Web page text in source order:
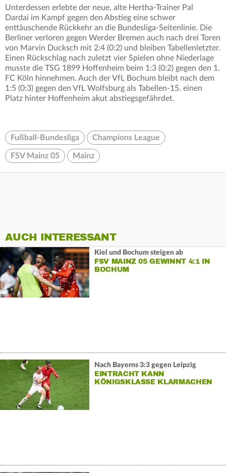
Unterdessen erlebte der neue, alte Hertha-Trainer Pal
Dardai im Kampf gegen den Abstieg eine schwer
enttäuschende Rückkehr an die Bundesliga-Seitenlinie. Die
Berliner verloren gegen Werder Bremen auch nach drei Toren
von Marvin Ducksch mit 2:4 (0:2) und bleiben Tabellenletzter.
Einen Rückschlag nach zuletzt vier Spielen ohne Niederlage
musste die TSG 1899 Hoffenheim beim 1:3 (0:2) gegen den 1.
FC Köln hinnehmen. Auch der VfL Bochum bleibt nach dem
1:5 (0:3) gegen den VfL Wolfsburg als Tabellen-15. einen
Platz hinter Hoffenheim akut abstiegsgefährdet.
Fußball-Bundesliga Champions League
FSV Mainz 05 Mainz
AUCH INTERESSANT
Kiel und Bochum steigen ab
FSV MAINZ 05 GEWINNT 4:1 IN
BOCHUM
Nach Bayerns 3:3 gegen Leipzig
EINTRACHT KANN
KÖNIGSKLASSE KLARMACHEN